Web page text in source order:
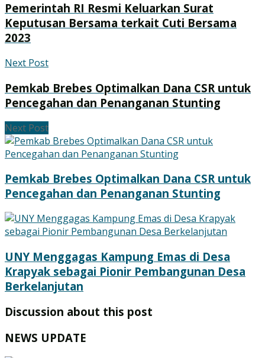
Pemerintah RI Resmi Keluarkan Surat
Keputusan Bersama terkait Cuti Bersama
2023
Next Post
Pemkab Brebes Optimalkan Dana CSR untuk
Pencegahan dan Penanganan Stunting
Next Post
Pemkab Brebes Optimalkan Dana CSR untuk
Pencegahan dan Penanganan Stunting
UNY Menggagas Kampung Emas di Desa
Krapyak sebagai Pionir Pembangunan Desa
Berkelanjutan
Discussion about this post
NEWS UPDATE